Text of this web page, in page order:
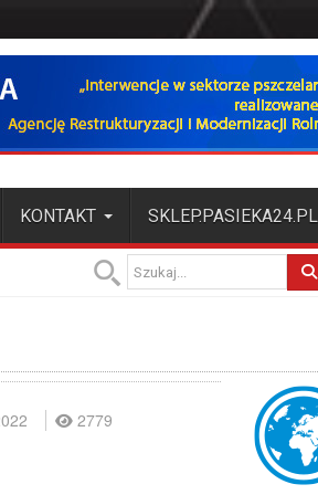
KONTAKT SKLEP.PASIEKA24.PL
2779